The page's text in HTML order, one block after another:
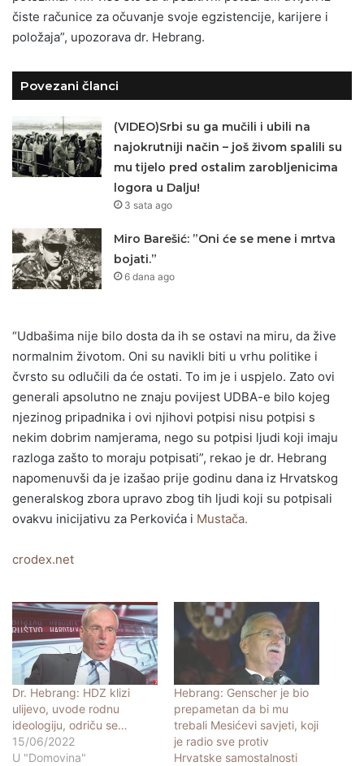
čiste računice za očuvanje svoje egzistencije, karijere i
položaja”, upozorava dr. Hebrang.
Povezani članci
(VIDEO)Srbi su ga mučili i ubili na
najokrutniji način – još živom spalili su
mu tijelo pred ostalim zarobljenicima
logora u Dalju!
3 sata ago
Miro Barešić: ”Oni će se mene i mrtva
bojati.”
6 dana ago
“Udbašima nije bilo dosta da ih se ostavi na miru, da žive
normalnim životom. Oni su navikli biti u vrhu politike i
čvrsto su odlučili da će ostati. To im je i uspjelo. Zato ovi
generali apsolutno ne znaju povijest UDBA-e bilo kojeg
njezinog pripadnika i ovi njihovi potpisi nisu potpisi s
nekim dobrim namjerama, nego su potpisi ljudi koji imaju
razloga zašto to moraju potpisati”, rekao je dr. Hebrang
napomenuvši da je izašao prije godinu dana iz Hrvatskog
generalskog zbora upravo zbog tih ljudi koji su potpisali
ovakvu inicijativu za Perkovića i Mustača.
crodex.net
Dr. Hebrang: HDZ klizi
ulijevo, uvode rodnu
ideologiju, odriču se…
15/06/2022
U "Domovina"
Hebrang: Genscher je bio
prepametan da bi mu
trebali Mesićevi savjeti, koji
je radio sve protiv
Hrvatske samostalnosti